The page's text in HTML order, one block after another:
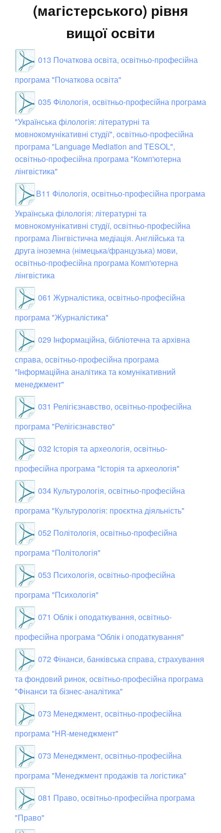
(магістерського) рівня
вищої освіти
013 Початкова освіта, освітньо-професійна
програма "Початкова освіта"
035 Філологія, освітньо-професійна програма
"Українська філологія: літературні та
мовнокомунікативні студії", освітньо-професійна
програма "Language Mediation and TESOL",
освітньо-професійна програма "Комп'ютерна
лінгвістика"
В11 Філологія, освітньо-професійна програма
Українська філологія: літературні та
мовнокомунікативні студії, освітньо-професійна
програма Лінгвістична медіація. Англійська та
друга іноземна (німецька/французька) мови,
освітньо-професійна програма Комп'ютерна
лінгвістика
061 Журналістика, освітньо-професійна
програма "Журналістика"
029 Інформаційна, бібліотечна та архівна
справа, освітньо-професійна програма
"Інформаційна аналітика та комунікативний
менеджмент"
031 Релігієзнавство, освітньо-професійна
програма "Релігієзнавство"
032 Історія та археологія, освітньо-
професійна програма "Історія та археологія"
034 Культурологія, освітньо-професійна
програма "Культурологія: проєктна діяльність"
052 Політологія, освітньо-професійна
програма "Політологія"
053 Психологія, освітньо-професійна
програма "Психологія"
071 Облік і оподаткування, освітньо-
професійна програма "Облік і оподаткування"
072 Фінанси, банківська справа, страхування
та фондовий ринок, освітньо-професійна програма
"Фінанси та бізнес-аналітика"
073 Менеджмент, освітньо-професійна
програма "HR-менеджмент"
073 Менеджмент, освітньо-професійна
програма "Менеджмент продажів та логістика"
081 Право, освітньо-професійна програма
"Право"